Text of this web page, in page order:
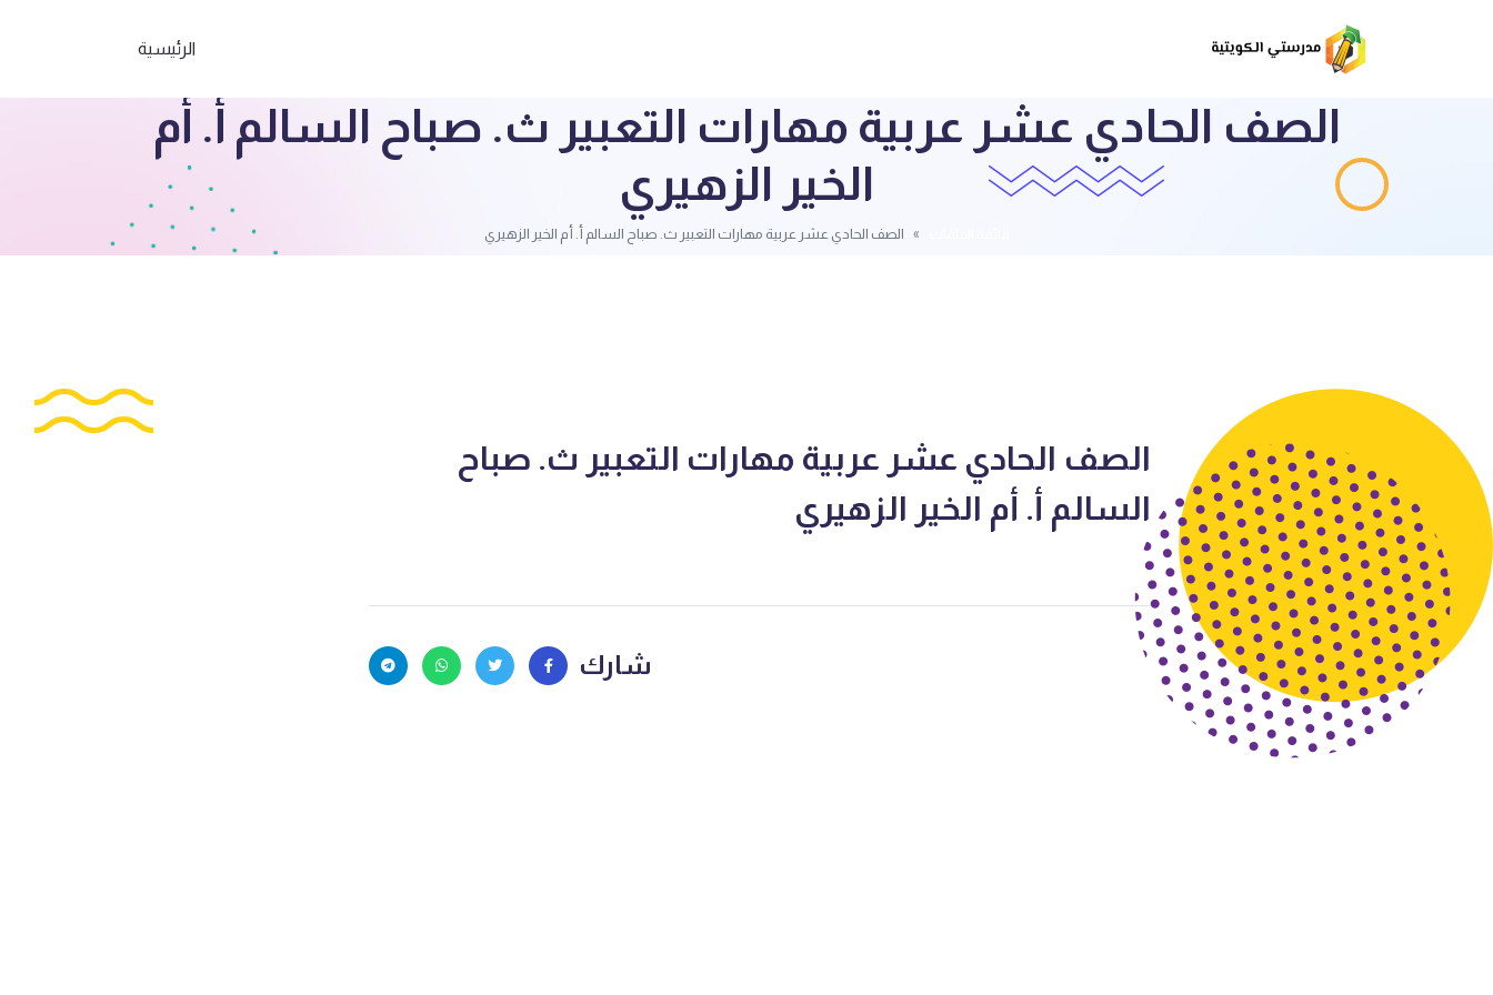
الرئيسية
الصف الحادي عشر عربية مهارات التعبير ث. صباح السالم أ. أم
الخير الزهيري
الصف الحادي عشر عربية مهارات التعبير ث. صباح السالم أ. أم الخير الزهيري
الصف الحادي عشر عربية مهارات التعبير ث. صباح
السالم أ. أم الخير الزهيري
شارك